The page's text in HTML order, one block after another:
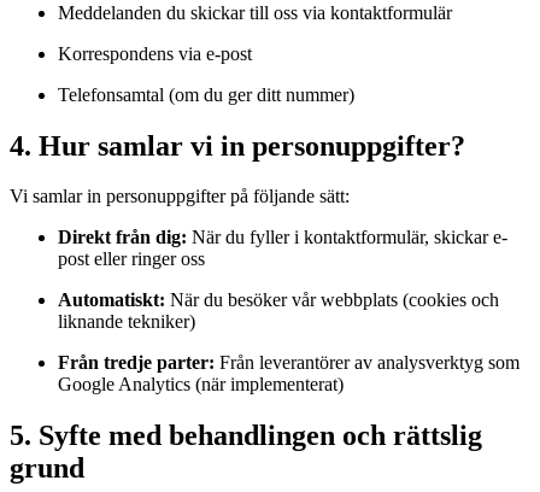
Meddelanden du skickar till oss via kontaktformulär
Korrespondens via e-post
Telefonsamtal (om du ger ditt nummer)
4. Hur samlar vi in personuppgifter?
Vi samlar in personuppgifter på följande sätt:
Direkt från dig: När du fyller i kontaktformulär, skickar e-
post eller ringer oss
Automatiskt: När du besöker vår webbplats (cookies och
liknande tekniker)
Från tredje parter: Från leverantörer av analysverktyg som
Google Analytics (när implementerat)
5. Syfte med behandlingen och rättslig
grund